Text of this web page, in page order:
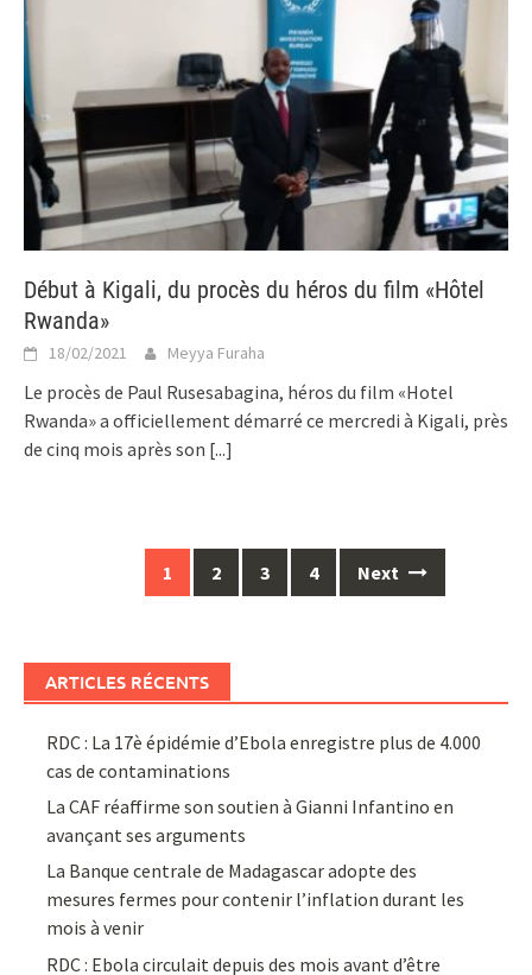
Début à Kigali, du procès du héros du film «Hôtel
Rwanda»
18/02/2021 Meyya Furaha
Le procès de Paul Rusesabagina, héros du film «Hotel
Rwanda» a officiellement démarré ce mercredi à Kigali, près
de cinq mois après son [...]
1 2 3 4 Next
ARTICLES RÉCENTS
RDC : La 17è épidémie d’Ebola enregistre plus de 4.000
cas de contaminations
La CAF réaffirme son soutien à Gianni Infantino en
avançant ses arguments
La Banque centrale de Madagascar adopte des
mesures fermes pour contenir l’inflation durant les
mois à venir
RDC : Ebola circulait depuis des mois avant d’être